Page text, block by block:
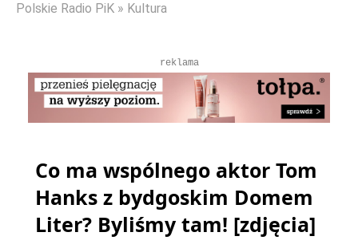
Polskie Radio PiK Kultura
reklama
Co ma wspólnego aktor Tom
Hanks z bydgoskim Domem
Liter? Byliśmy tam! [zdjęcia]